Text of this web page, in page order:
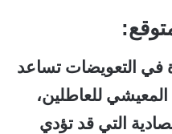
في التعويضات تساعد
للعاطلين،
التي قد تؤدي